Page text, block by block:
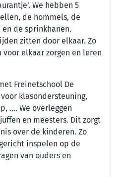
We hebben 5
de hommels, de
de sprinkhanen.
zitten door elkaar. Zo
elkaar zorgen en leren
Freinetschool De
klasondersteuning,
…. We overleggen
en meesters. Dit zorgt
over de kinderen. Zo
inspelen op de
van ouders en